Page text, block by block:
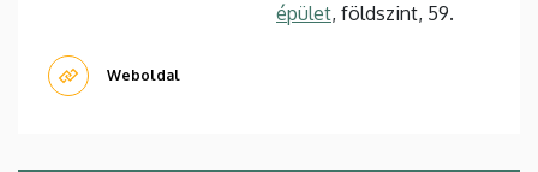
épület, földszint, 59.
Weboldal